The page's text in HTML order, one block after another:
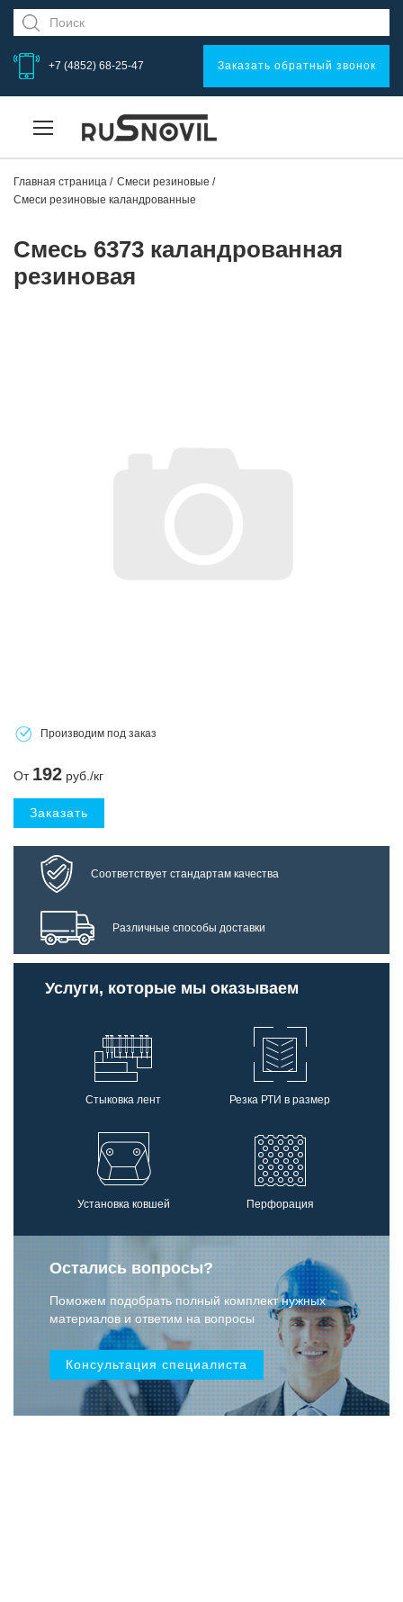
+7 (4852) 68-25-47 Заказать обратный звонок
Главная страница
Смеси резиновые
Смеси резиновые каландрованные
Смесь 6373 каландрованная
резиновая
Производим под заказ
От 192 руб./кг
Заказать
Соответствует стандартам качества
Различные способы доставки
Услуги, которые мы оказываем
Стыковка лент Резка РТИ в размер
Установка ковшей Перфорация
Остались вопросы?
Поможем подобрать полный комплект нужных
материалов и ответим на вопросы
Консультация специалиста